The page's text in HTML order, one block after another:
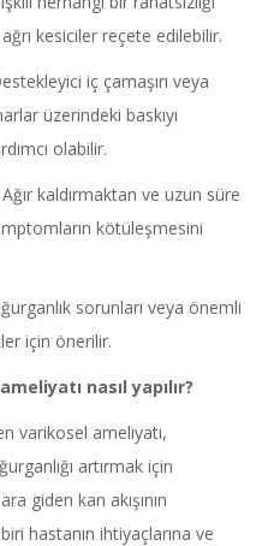
kesiciler reçete edilebilir.
iç çamaşırı veya
üzerindeki baskıyı
olabilir.
Ağır kaldırmaktan ve uzun süre
kötüleşmesini
sorunları veya önemli
için önerilir.
nasıl yapılır?
varikosel ameliyatı,
artırmak için
giden kan akışının
hastanın ihtiyaçlarına ve